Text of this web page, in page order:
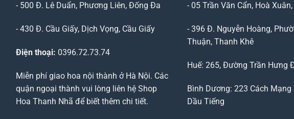
- 500 Đ. Lê Duẩn, Phương Liên, Đống Đa
- 430 Đ. Cầu Giấy, Dịch Vọng, Cầu Giấy
Điện thoại: 0396.72.73.74
Miễn phí giao hoa nội thành ở Hà Nội. Các
quận ngoại thành vui lòng liên hệ Shop
Hoa Thanh Nhã để biết thêm chi tiết.
- 05 Trần Văn Cẩn, Hoà
- 396 Đ. Nguyễn Hoàng,
Thuận, Thanh Khê
Huế: 265, Đường Trần Hưng
Bình Dương: 223 Cách Mạng
Dầu Tiếng